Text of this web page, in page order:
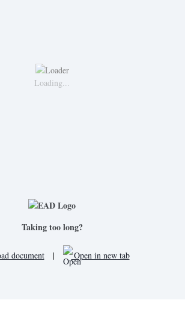
Loading...
Taking too long?
document | Open in new tab